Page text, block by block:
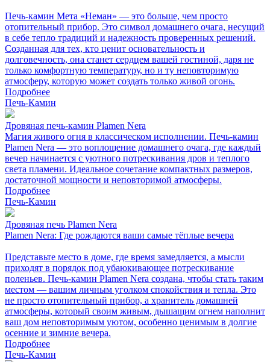
Печь-камин Мета «Неман» — это больше, чем просто
отопительный прибор. Это символ домашнего очага, несущий
в себе тепло традиций и надежность проверенных решений.
Созданная для тех, кто ценит основательность и
долговечность, она станет сердцем вашей гостиной, даря не
только комфортную температуру, но и ту неповторимую
атмосферу, которую может создать только живой огонь.
Подробнее
Печь-Камин
Дровяная печь-камин Plamen Nera
Магия живого огня в классическом исполнении. Печь-камин
Plamen Nera — это воплощение домашнего очага, где каждый
вечер начинается с уютного потрескивания дров и теплого
света пламени. Идеальное сочетание компактных размеров,
достаточной мощности и неповторимой атмосферы.
Подробнее
Печь-Камин
Дровяная печь Plamen Nera
Plamen Nera: Где рождаются ваши самые тёплые вечера
Представьте место в доме, где время замедляется, а мысли
приходят в порядок под убаюкивающее потрескивание
поленьев. Печь-камин Plamen Nera создана, чтобы стать таким
местом — вашим личным уголком спокойствия и тепла. Это
не просто отопительный прибор, а хранитель домашней
атмосферы, который своим живым, дышащим огнем наполнит
ваш дом неповторимым уютом, особенно ценимым в долгие
осенние и зимние вечера.
Подробнее
Печь-Камин